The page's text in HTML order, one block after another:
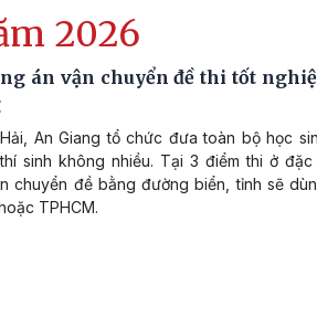
2026
án vận chuyển đề thi tốt
An Giang tổ chức đưa toàn bộ học
sinh không nhiều. Tại 3 điểm thi ở đặc
chuyển đề bằng đường biển, tỉnh sẽ
TPHCM.